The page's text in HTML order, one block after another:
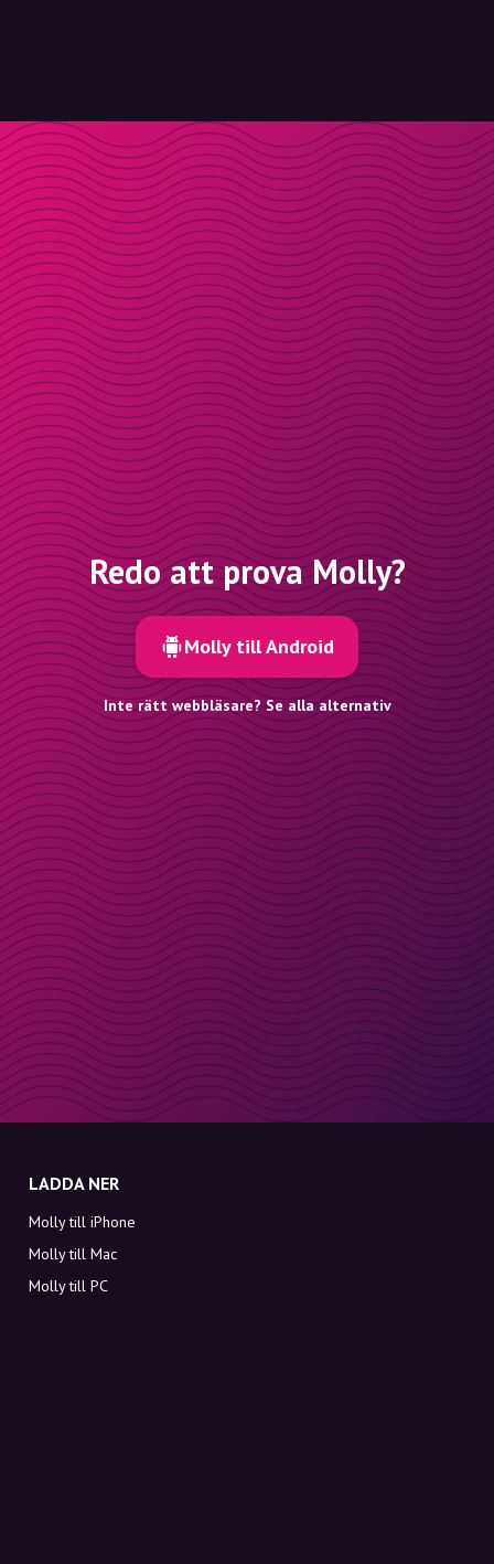
Redo att prova Molly?
Molly till Android
Inte rätt webbläsare? Se alla alternativ
LADDA NER
Molly till iPhone
Molly till Mac
Molly till PC